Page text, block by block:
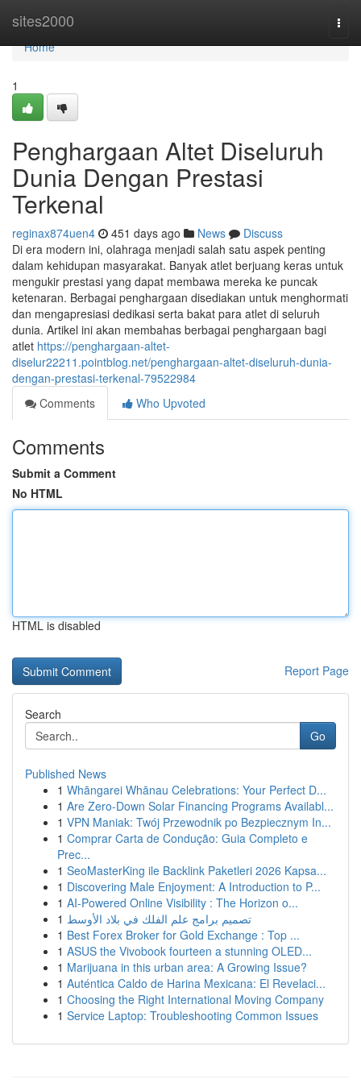
sites2000
Home
Home
1
Penghargaan Altet Diseluruh
Dunia Dengan Prestasi
Terkenal
reginax874uen4 451 days ago News
Discuss
Di era modern ini, olahraga menjadi salah satu aspek penting
dalam kehidupan masyarakat. Banyak atlet berjuang keras untuk
mengukir prestasi yang dapat membawa mereka ke puncak
ketenaran. Berbagai penghargaan disediakan untuk menghormati
dan mengapresiasi dedikasi serta bakat para atlet di seluruh
dunia. Artikel ini akan membahas berbagai penghargaan bagi
atlet https://penghargaan-altet-
diselur22211.pointblog.net/penghargaan-altet-diseluruh-dunia-
dengan-prestasi-terkenal-79522984
Comments
Who Upvoted
Comments
Submit a Comment
No HTML
HTML is disabled
Report Page
Search
Go
Published News
1 Whāngarei Whānau Celebrations: Your Perfect D...
1 Are Zero-Down Solar Financing Programs Availabl...
1 VPN Maniak: Twój Przewodnik po Bezpiecznym In...
1 Comprar Carta de Condução: Guia Completo e
Prec...
1 SeoMasterKing ile Backlink Paketleri 2026 Kapsa...
1 Discovering Male Enjoyment: A Introduction to P...
1 AI-Powered Online Visibility : The Horizon o...
1 تصميم برامج علم الفلك في بلاد الأوسط
1 Best Forex Broker for Gold Exchange : Top ...
1 ASUS the Vivobook fourteen a stunning OLED...
1 Marijuana in this urban area: A Growing Issue?
1 Auténtica Caldo de Harina Mexicana: El Revelaci...
1 Choosing the Right International Moving Company
1 Service Laptop: Troubleshooting Common Issues